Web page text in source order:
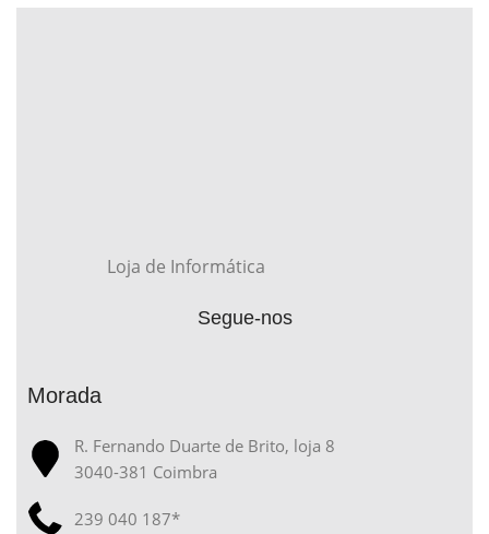
Loja de Informática
Segue-nos
Morada
R. Fernando Duarte de Brito, loja 8
3040-381 Coimbra
239 040 187*